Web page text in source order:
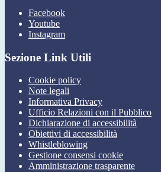
Facebook
Youtube
Instagram
Sezione Link Utili
Cookie policy
Note legali
Informativa Privacy
Ufficio Relazioni con il Pubblico
Dichiarazione di accessibilità
Obiettivi di accessibilità
Whistleblowing
Gestione consensi cookie
Amministrazione trasparente